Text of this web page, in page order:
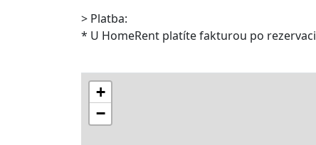
> Platba:
* U HomeRent platíte fakturou po rezervaci
+
−